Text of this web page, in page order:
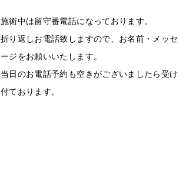
施術中は留守番電話になっております。
折り返しお電話致しますので、お名前・メッセ
ージをお願いいたします。
当日のお電話予約も空きがございましたら受け
付ております。